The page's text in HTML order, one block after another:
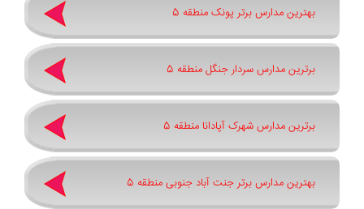
بهترین مدارس برتر پونک منطقه 5
برترین مدارس سردار جنگل منطقه 5
برترین مدارس شهرک آپادانا منطقه 5
بهترین مدارس برتر جنت آباد جنوبی منطقه 5